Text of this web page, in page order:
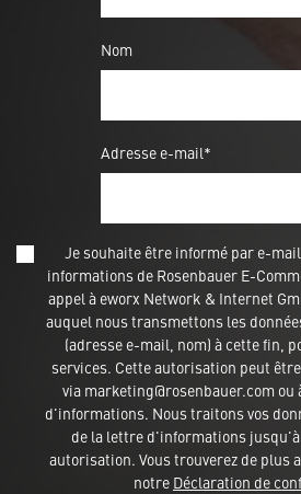
Nom
Adresse e-mail*
Je souhaite être informé par e-
informations de Rosenbauer E-
appel à eworx Network & Internet
auquel nous transmettons les
(adresse e-mail, nom) à cette fin,
services. Cette autorisation peut
via marketing@rosenbauer.com
d'informations. Nous traitons vos
de la lettre d'informations
autorisation. Vous trouverez de plus
notre Déclaration de